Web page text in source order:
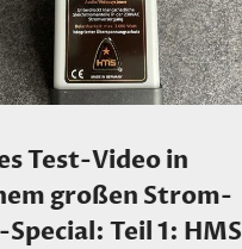
Test-Video in
großen Strom-
Teil 1: HMS